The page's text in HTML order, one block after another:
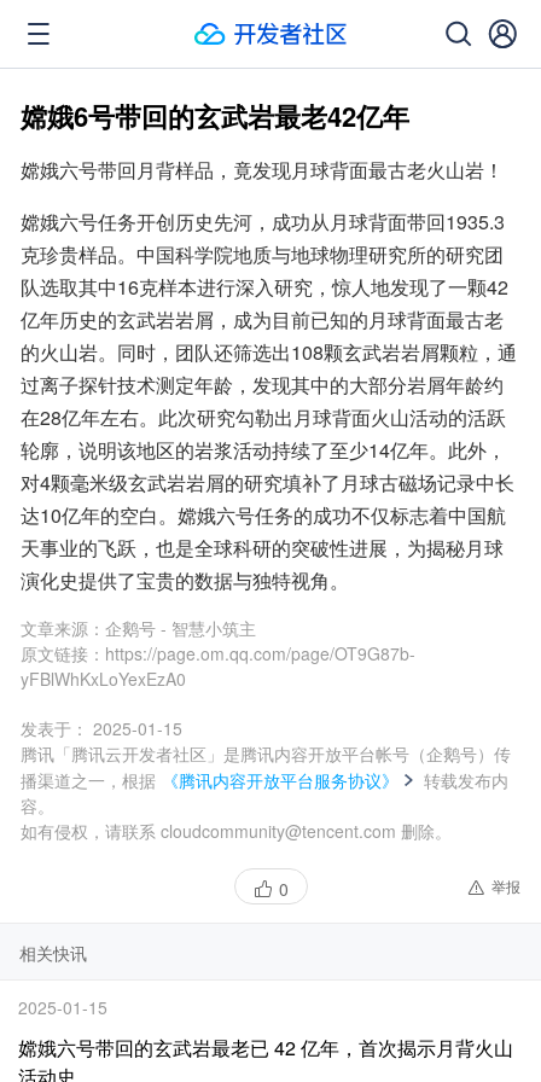
嫦娥6号带回的玄武岩最老42亿年
嫦娥六号带回月背样品，竟发现月球背面最古老火山岩！
嫦娥六号任务开创历史先河，成功从月球背面带回1935.3
克珍贵样品。中国科学院地质与地球物理研究所的研究团
队选取其中16克样本进行深入研究，惊人地发现了一颗42
亿年历史的玄武岩岩屑，成为目前已知的月球背面最古老
的火山岩。同时，团队还筛选出108颗玄武岩岩屑颗粒，通
过离子探针技术测定年龄，发现其中的大部分岩屑年龄约
在28亿年左右。此次研究勾勒出月球背面火山活动的活跃
轮廓，说明该地区的岩浆活动持续了至少14亿年。此外，
对4颗毫米级玄武岩岩屑的研究填补了月球古磁场记录中长
达10亿年的空白。嫦娥六号任务的成功不仅标志着中国航
天事业的飞跃，也是全球科研的突破性进展，为揭秘月球
演化史提供了宝贵的数据与独特视角。
文章来源： 企鹅号 - 智慧小筑主
原文链接： https://page.om.qq.com/page/OT9G87b-
yFBlWhKxLoYexEzA0
发表于： 2025-01-15
腾讯「腾讯云开发者社区」是腾讯内容开放平台帐号（企鹅号）传
播渠道之一，根据
《腾讯内容开放平台服务协议》
转载发布内
容。
如有侵权，请联系 cloudcommunity@tencent.com 删除。
0 举报
相关快讯
2025-01-15
嫦娥六号带回的玄武岩最老已 42 亿年，首次揭示月背火山